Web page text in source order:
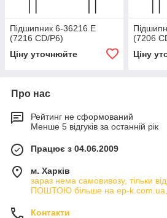
Підшипник 6-36216 Е
(7216 CD/Р6)
Ціну уточнюйте
(7206
Ціну
Про нас
Рейтинг не сформований
Менше 5 відгуків за останній рік
Працює з 04.06.2009
м. Харків
зараз нема самовивозу, тільки
ПОШТОЮ більше на ep-k.com.ua,
Контакти